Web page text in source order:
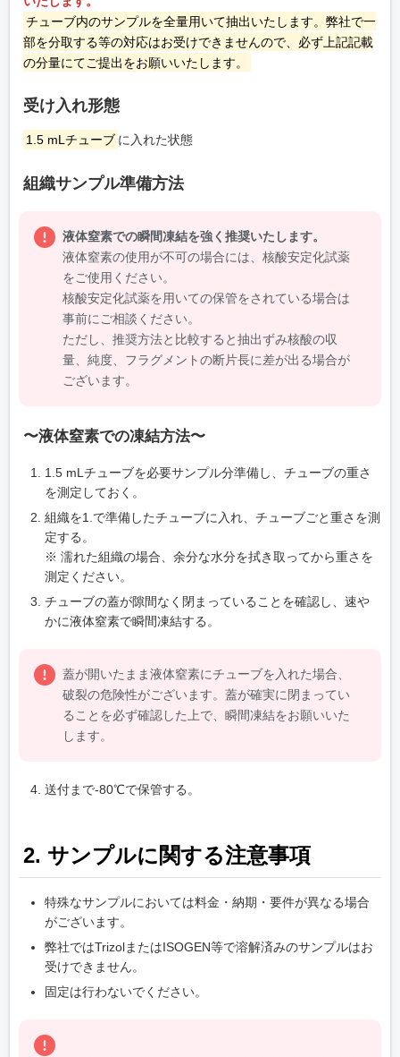
チューブ内のサンプルを全量用いて抽出いたします。弊社で一
部を分取する等の対応はお受けできませんので、必ず上記記載
の分量にてご提出をお願いいたします。
受け入れ形態
1.5 mLチューブ に入れた状態
組織サンプル準備方法
液体窒素での瞬間凍結を強く推奨いたします。
液体窒素の使用が不可の場合には、核酸安定化試薬
をご使用ください。
核酸安定化試薬を用いての保管をされている場合は
事前にご相談ください。
ただし、推奨方法と比較すると抽出ずみ核酸の収
量、純度、フラグメントの断片長に差が出る場合が
ございます。
〜液体窒素での凍結方法〜
1.5 mLチューブを必要サンプル分準備し、チューブの重さ
を測定しておく。
組織を1.で準備したチューブに入れ、チューブごと重さを測
定する。
※ 濡れた組織の場合、余分な水分を拭き取ってから重さを
測定ください。
チューブの蓋が隙間なく閉まっていることを確認し、速や
かに液体窒素で瞬間凍結する。
蓋が開いたまま液体窒素にチューブを入れた場合、
破裂の危険性がございます。蓋が確実に閉まってい
ることを必ず確認した上で、瞬間凍結をお願いいた
します。
送付まで-80℃で保管する。
2. サンプルに関する注意事項
特殊なサンプルにおいては料金・納期・要件が異なる場合
がございます。
弊社ではTrizolまたはISOGEN等で溶解済みのサンプルはお
受けできません。
固定は行わないでください。